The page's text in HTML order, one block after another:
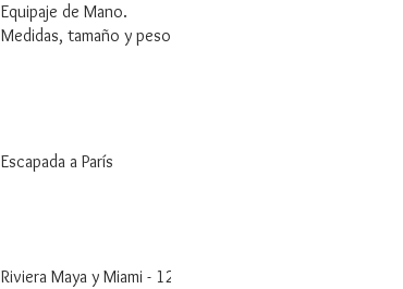
Equipaje de Mano.
Medidas, tamaño y peso
Escapada a París
Riviera Maya y Miami - 12